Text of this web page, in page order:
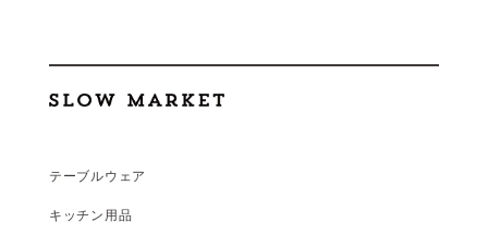
テーブルウェア
キッチン用品